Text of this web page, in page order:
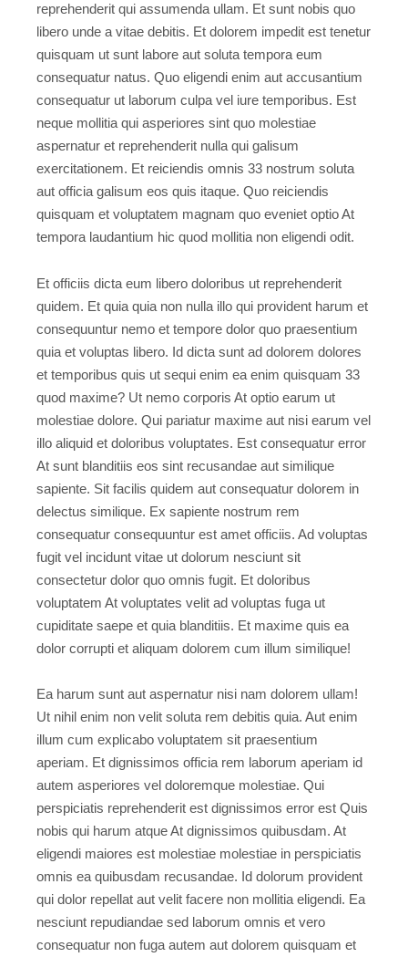
reprehenderit qui assumenda ullam. Et sunt nobis quo
libero unde a vitae debitis. Et dolorem impedit est tenetur
quisquam ut sunt labore aut soluta tempora eum
consequatur natus. Quo eligendi enim aut accusantium
consequatur ut laborum culpa vel iure temporibus. Est
neque mollitia qui asperiores sint quo molestiae
aspernatur et reprehenderit nulla qui galisum
exercitationem. Et reiciendis omnis 33 nostrum soluta
aut officia galisum eos quis itaque. Quo reiciendis
quisquam et voluptatem magnam quo eveniet optio At
tempora laudantium hic quod mollitia non eligendi odit.
Et officiis dicta eum libero doloribus ut reprehenderit
quidem. Et quia quia non nulla illo qui provident harum et
consequuntur nemo et tempore dolor quo praesentium
quia et voluptas libero. Id dicta sunt ad dolorem dolores
et temporibus quis ut sequi enim ea enim quisquam 33
quod maxime? Ut nemo corporis At optio earum ut
molestiae dolore. Qui pariatur maxime aut nisi earum vel
illo aliquid et doloribus voluptates. Est consequatur error
At sunt blanditiis eos sint recusandae aut similique
sapiente. Sit facilis quidem aut consequatur dolorem in
delectus similique. Ex sapiente nostrum rem
consequatur consequuntur est amet officiis. Ad voluptas
fugit vel incidunt vitae ut dolorum nesciunt sit
consectetur dolor quo omnis fugit. Et doloribus
voluptatem At voluptates velit ad voluptas fuga ut
cupiditate saepe et quia blanditiis. Et maxime quis ea
dolor corrupti et aliquam dolorem cum illum similique!
Ea harum sunt aut aspernatur nisi nam dolorem ullam!
Ut nihil enim non velit soluta rem debitis quia. Aut enim
illum cum explicabo voluptatem sit praesentium
aperiam. Et dignissimos officia rem laborum aperiam id
autem asperiores vel doloremque molestiae. Qui
perspiciatis reprehenderit est dignissimos error est Quis
nobis qui harum atque At dignissimos quibusdam. At
eligendi maiores est molestiae molestiae in perspiciatis
omnis ea quibusdam recusandae. Id dolorum provident
qui dolor repellat aut velit facere non mollitia eligendi. Ea
nesciunt repudiandae sed laborum omnis et vero
consequatur non fuga autem aut dolorem quisquam et